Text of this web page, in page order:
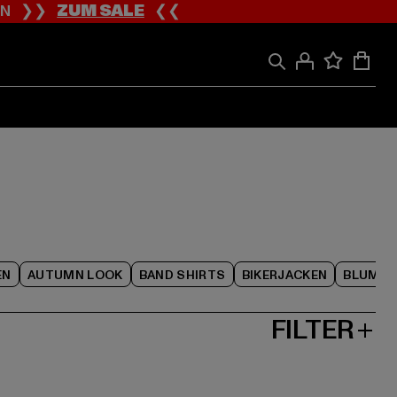
❯❯ZUM SALE❮❮
AUTUMN LOOK BAND SHIRTS BIKERJACKEN
FILTER